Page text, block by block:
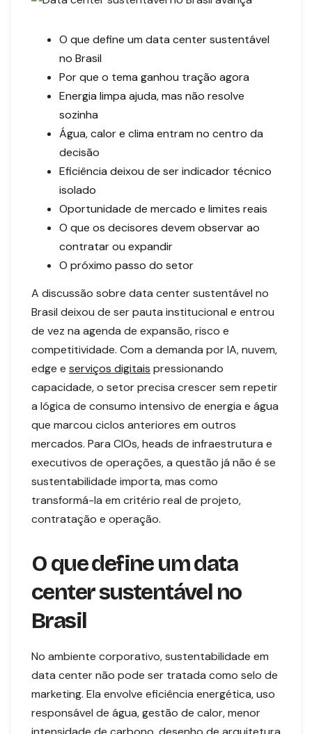
O que define um data center sustentável
no Brasil
Por que o tema ganhou tração agora
Energia limpa ajuda, mas não resolve
sozinha
Água, calor e clima entram no centro da
decisão
Eficiência deixou de ser indicador técnico
isolado
Oportunidade de mercado e limites reais
O que os decisores devem observar ao
contratar ou expandir
O próximo passo do setor
A discussão sobre data center sustentável no
Brasil deixou de ser pauta institucional e entrou
de vez na agenda de expansão, risco e
competitividade. Com a demanda por IA, nuvem,
edge e serviços digitais pressionando
capacidade, o setor precisa crescer sem repetir
a lógica de consumo intensivo de energia e água
que marcou ciclos anteriores em outros
mercados. Para CIOs, heads de infraestrutura e
executivos de operações, a questão já não é se
sustentabilidade importa, mas como
transformá-la em critério real de projeto,
contratação e operação.
O que define um data
center sustentável no
Brasil
No ambiente corporativo, sustentabilidade em
data center não pode ser tratada como selo de
marketing. Ela envolve eficiência energética, uso
responsável de água, gestão de calor, menor